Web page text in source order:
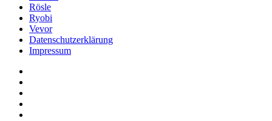
Rösle
Ryobi
Vevor
Datenschutzerklärung
Impressum